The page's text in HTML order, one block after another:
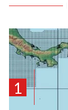
1